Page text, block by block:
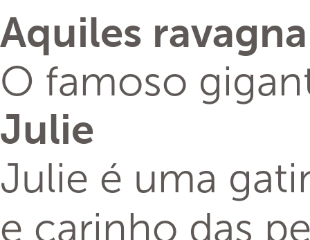
Aquiles
O famoso
Julie
Julie é uma
e carinho das